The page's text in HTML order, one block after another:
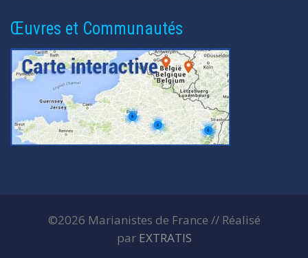
Œuvres et Communautés
©2026 Marianistes de France // Réalisé
par EXTRATIS